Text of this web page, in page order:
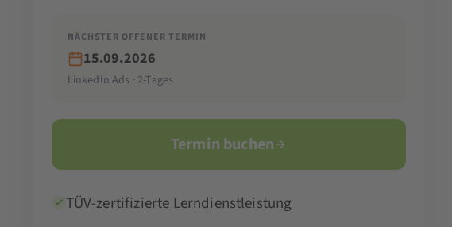
NÄCHSTER OFFENER TERMIN
15.09.2026
LinkedIn Ads · 2-Tages
Termin buchen
TÜV-zertifizierte Lerndienstleistung